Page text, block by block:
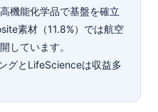
機能化学品で基盤を確立
素材（11.8%）では航空
しています。
グとLifeScienceは収益多